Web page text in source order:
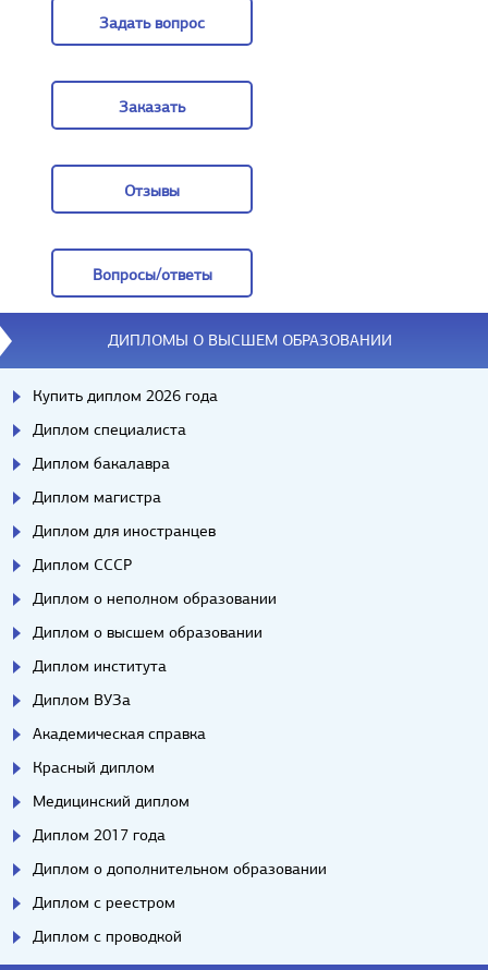
Задать вопрос
Заказать
Отзывы
Вопросы/ответы
Вопросы/ответы
ДИПЛОМЫ О ВЫСШЕМ ОБРАЗОВАНИИ
Купить диплом 2026 года
Диплом специалиста
Диплом бакалавра
Диплом магистра
Диплом для иностранцев
Диплом СССР
Диплом о неполном образовании
Диплом о высшем образовании
Диплом института
Диплом ВУЗа
Академическая справка
Красный диплом
Медицинский диплом
Диплом 2017 года
Диплом о дополнительном образовании
Диплом с реестром
Диплом с проводкой